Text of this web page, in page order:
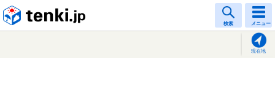
検索 メニュー
現在地